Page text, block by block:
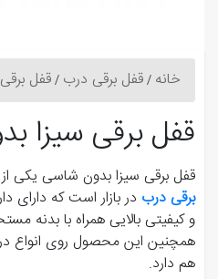
خانه قفل برقی درب قفل
قفل برقی سیزا
قفل برقی سیزا بدون شاسی یکی
برقی درب
و کیفیتی بالایی همراه با بدنه
همچنین این محصول روی انواع
هم دارد.